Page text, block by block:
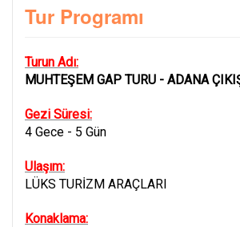
Tur Programı
Turun Adı:
MUHTEŞEM GAP TURU - ADANA
Gezi Süresi:
4 Gece - 5 Gün
Ulaşım:
LÜKS TURİZM ARAÇLARI
Konaklama: